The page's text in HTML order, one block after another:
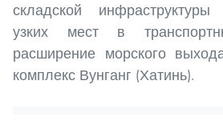
складской
узких мест в
расширение морского
комплекс Вунганг (Хатинь).